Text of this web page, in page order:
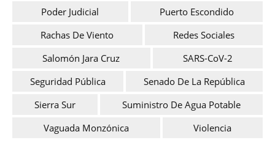
Poder Judicial
Puerto Escondido
Rachas De Viento
Redes Sociales
Salomón Jara Cruz
SARS-CoV-2
Seguridad Pública
Senado De La República
Sierra Sur
Suministro De Agua Potable
Vaguada Monzónica
Violencia